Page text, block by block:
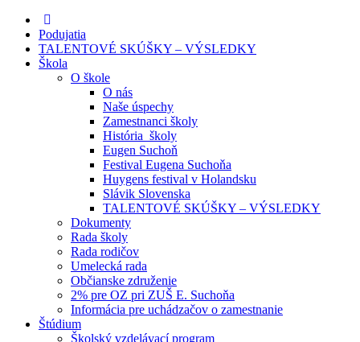
Podujatia
TALENTOVÉ SKÚŠKY – VÝSLEDKY
Škola
O škole
O nás
Naše úspechy
Zamestnanci školy
História školy
Eugen Suchoň
Festival Eugena Suchoňa
Huygens festival v Holandsku
Slávik Slovenska
TALENTOVÉ SKÚŠKY – VÝSLEDKY
Dokumenty
Rada školy
Rada rodičov
Umelecká rada
Občianske združenie
2% pre OZ pri ZUŠ E. Suchoňa
Informácia pre uchádzačov o zamestnanie
Štúdium
Školský vzdelávací program